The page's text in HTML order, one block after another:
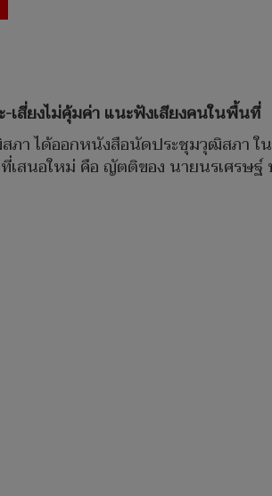
สี่ยงไม่คุ้มค่า แนะฟังเสียงคนในพื้นที่
ภา ได้ออกหนังสือนัดประชุมวุฒิสภา ใ
สนอใหม่ คือ ญัตติของ นายนรเศรษฐ์